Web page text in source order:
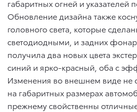
габаритных огней и указателей
Обновление дизайна также
головного света, которые
светодиодными, и задних
получила два новых цвета
синий и ярко-красный, оба с
Изменения во внешнем виде не
на габаритных размерах
прежнему свойственны